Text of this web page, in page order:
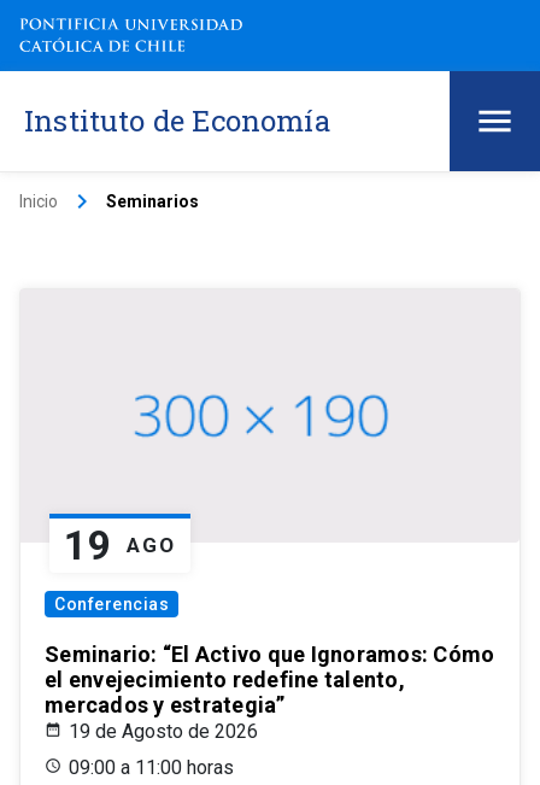
Instituto de Economía
Inicio keyboard_arrow_right Seminarios
19 AGO
Conferencias
Seminario: “El Activo que Ignoramos: Cómo
el envejecimiento redefine talento,
mercados y estrategia”
19 de Agosto de 2026
09:00 a 11:00 horas